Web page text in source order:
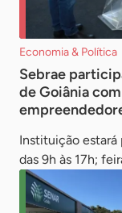
Economia & Política
Sebrae
de Goiânia
Instituição estará
das 9h às 17h;